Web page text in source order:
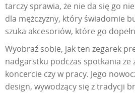
tarczy sprawia, że nie da się go
dla mężczyzny, który świadomie
szuka akcesoriów, które go
Wyobraź sobie, jak ten zegarek
nadgarstku podczas spotkania ze
koncercie czy w pracy. Jego
design, wywodzący się z tradycji